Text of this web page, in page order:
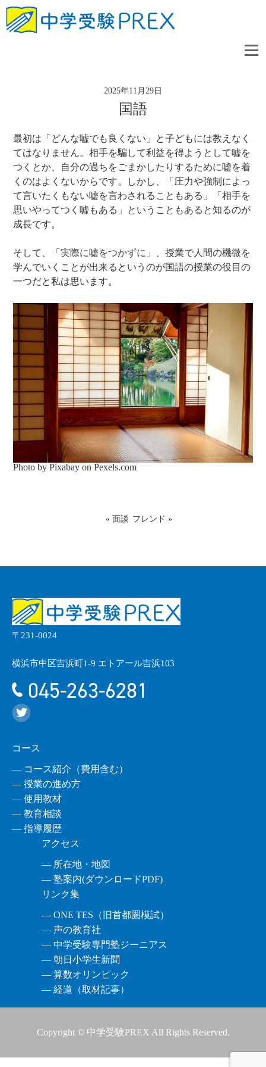
2025年11月29日
国語
最初は「どんな嘘でも良くない」と子どもには教えなく
てはなりません。相手を騙して利益を得ようとして嘘を
つくとか、自分の過ちをごまかしたりするために嘘を着
くのはよくないからです。しかし、「圧力や強制によっ
て言いたくもない嘘を言わされることもある」「相手を
思いやってつく嘘もある」ということもあると知るのが
成長です。
そして、「実際に嘘をつかずに」、授業で人間の機微を
学んでいくことが出来るというのが国語の授業の役目の
一つだと私は思います。
Photo by Pixabay onPexels.com
« 面談 フレンド »
〒231-0024
横浜市中区吉浜町1-9 エトアール吉浜103
045-263-6281
コース
― コース紹介（費用含む）
― 授業の進め方
― 使用教材
― 教育相談
― 指導履歴
アクセス
― 所在地・地図
― 塾案内(ダウンロードPDF)
リンク集
― ONE TES（旧首都圏模試）
― 声の教育社
― 中学受験専門塾ジーニアス
― 朝日小学生新聞
― 算数オリンピック
― 経道（取材記事）
Copyright © 中学受験PREX All Rights Reserved.